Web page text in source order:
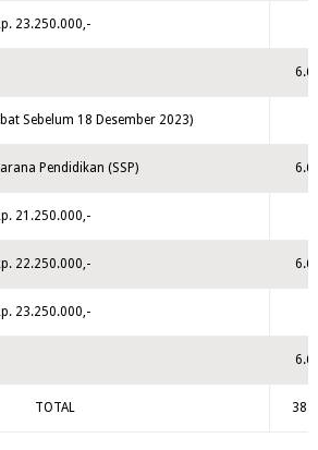
23.250.000,-
Sebelum 18 Desember 2023)
Pendidikan (SSP)
21.250.000,-
22.250.000,-
23.250.000,-
TOTAL